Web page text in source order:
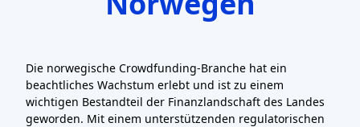
Die norwegische Crowdfunding-Branche hat ein
beachtliches Wachstum erlebt und ist zu einem
wichtigen Bestandteil der Finanzlandschaft des Landes
geworden. Mit einem unterstützenden regulatorischen